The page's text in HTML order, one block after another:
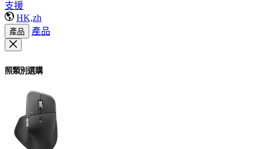
支援
HK,zh
產品 產品
照類別選購